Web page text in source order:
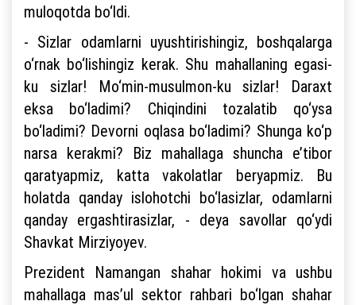
muloqotda bo‘ldi.
- Sizlar odamlarni uyushtirishingiz, boshqalarga
o‘rnak bo‘lishingiz kerak. Shu mahallaning egasi-
ku sizlar! Mo‘min-musulmon-ku sizlar! Daraxt
eksa bo‘ladimi? Chiqindini tozalatib qo‘ysa
bo‘ladimi? Devorni oqlasa bo‘ladimi? Shunga ko‘p
narsa kerakmi? Biz mahallaga shuncha e’tibor
qaratyapmiz, katta vakolatlar beryapmiz. Bu
holatda qanday islohotchi bo‘lasizlar, odamlarni
qanday ergashtirasizlar, - deya savollar qo‘ydi
Shavkat Mirziyoyev.
Prezident Namangan shahar hokimi va ushbu
mahallaga mas’ul sektor rahbari bo‘lgan shahar